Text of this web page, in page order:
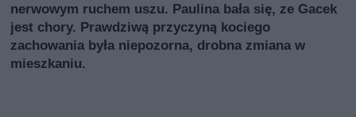
nerwowym ruchem uszu. Paulina bała się, ze Gacek
jest chory. Prawdziwą przyczyną kociego
zachowania była niepozorna, drobna zmiana w
mieszkaniu.